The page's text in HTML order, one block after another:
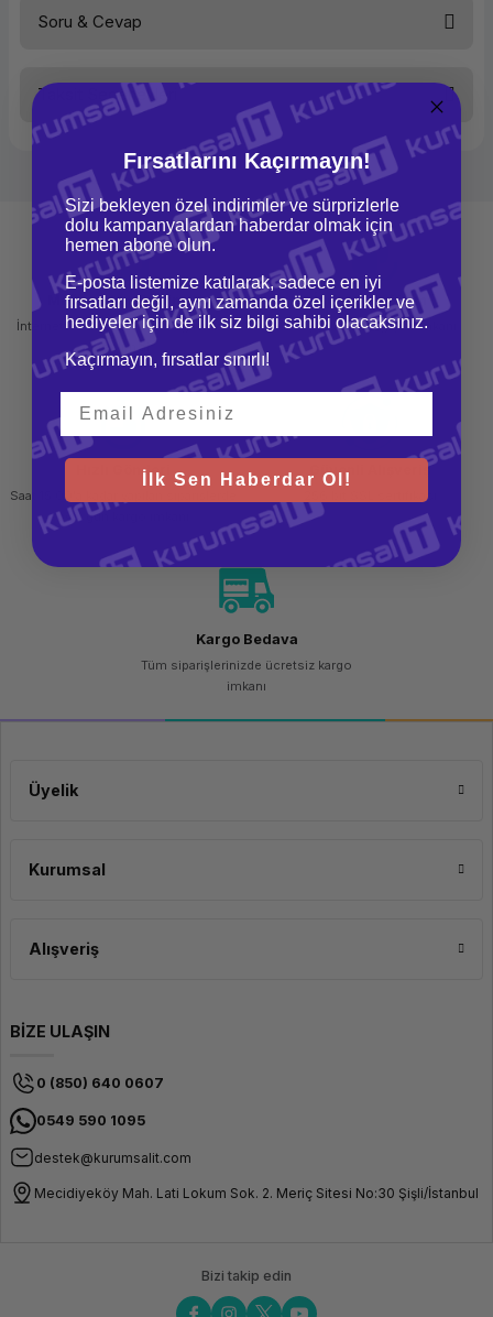
Yorum Yaz
Soru & Cevap
Ürün hakkında henüz soru sorulmamış.
Taksit Seçenekleri
Mağazadan Teslimat
İnternetten sipariş et ve mağazadan
teslim al
İade ve Değişim
Kolay iade ve değişim imkanı
Hızlı Gönderi
Saat 15.00'a kadar yapılan siparişlerde
aynı gün kargo imkanı
Güvenli Alışveriş
256 bit SSL sertifikası
Kargo Bedava
Tüm siparişlerinizde ücretsiz kargo
imkanı
Üyelik
Kurumsal
Alışveriş
BİZE ULAŞIN
0 (850) 640 0607
0549 590 1095
destek@kurumsalit.com
Mecidiyeköy Mah. Lati Lokum Sok. 2. Meriç Sitesi No:30 Şişli/İstanbul
Bizi takip edin
Fırsatlarını Kaçırmayın!
Sizi bekleyen özel indirimler ve sürprizlerle
dolu kampanyalardan haberdar olmak için
hemen abone olun.
E-posta listemize katılarak, sadece en iyi
fırsatları değil, aynı zamanda özel içerikler ve
hediyeler için de ilk siz bilgi sahibi olacaksınız.
Kaçırmayın, fırsatlar sınırlı!
İlk Sen Haberdar Ol!